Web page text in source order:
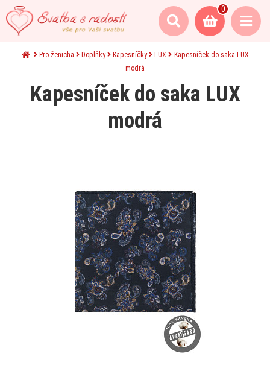
0
Pro ženicha Doplňky Kapesníčky LUX
Kapesníček do saka LUX
modrá
Kapesníček do saka LUX
modrá